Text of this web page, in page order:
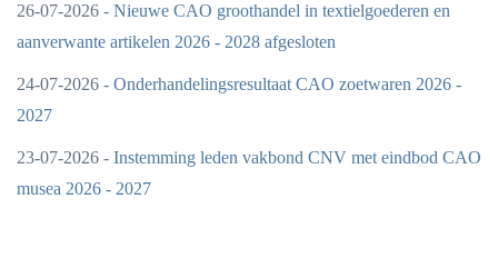
26-07-2026 - Nieuwe CAO groothandel in textielgoederen en
aanverwante artikelen 2026 - 2028 afgesloten
24-07-2026 - Onderhandelingsresultaat CAO zoetwaren 2026 -
2027
23-07-2026 - Instemming leden vakbond CNV met eindbod CAO
musea 2026 - 2027